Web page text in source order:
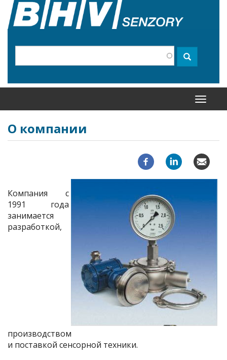
Перейти
основному
Поиск
Поиск
Toggle
О компании
Компания с
1991 года
занимается
разработкой,
производством
и поставкой сенсорной техники.